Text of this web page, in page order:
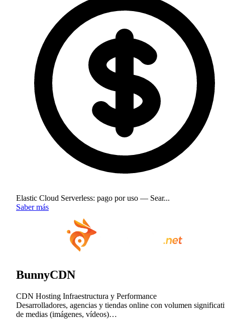
Elastic Cloud Serverless: pago por uso — Sear...
Saber más
BunnyCDN
CDN Hosting Infraestructura y Performance
Desarrolladores, agencias y tiendas online con volumen
de medias (imágenes, vídeos)…